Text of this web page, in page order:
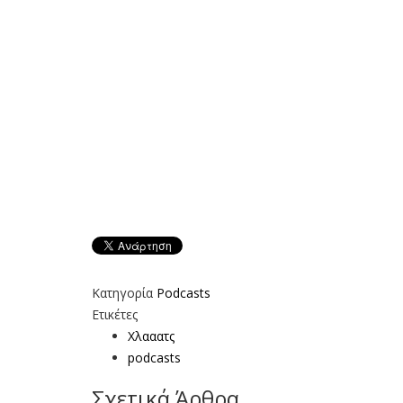
Κατηγορία Podcasts
Ετικέτες
Χλααατς
podcasts